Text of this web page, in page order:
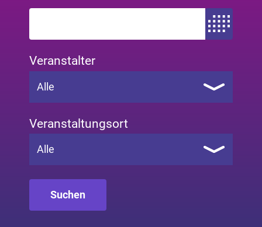
Zeitraum bis
Veranstalter
Alle
Veranstaltungsort
Alle